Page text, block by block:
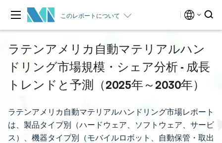
このレポートについて
ラテンアメリカ自動マテリアルハン
ドリング市場規模・シェア分析 - 成長
トレンドと予測（2025年～2030年）
ラテンアメリカ自動マテリアルハンドリング市場レポート
は、製品タイプ別（ハードウェア、ソフトウェア、サービ
ス）、機器タイプ別（モバイルロボット、自動保管・取出